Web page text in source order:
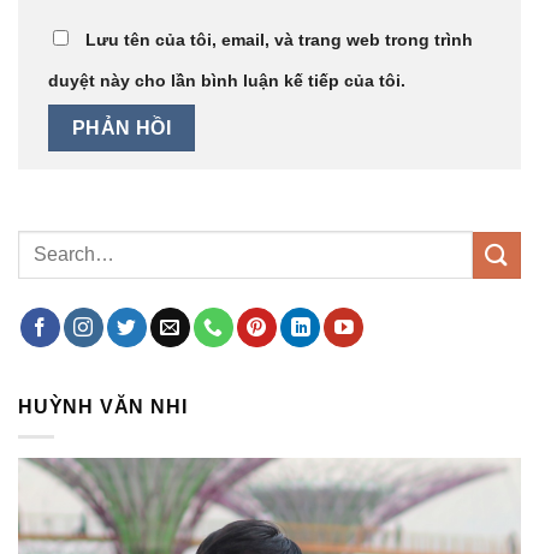
Lưu tên của tôi, email, và trang web trong trình
duyệt này cho lần bình luận kế tiếp của tôi.
HUỲNH VĂN NHI